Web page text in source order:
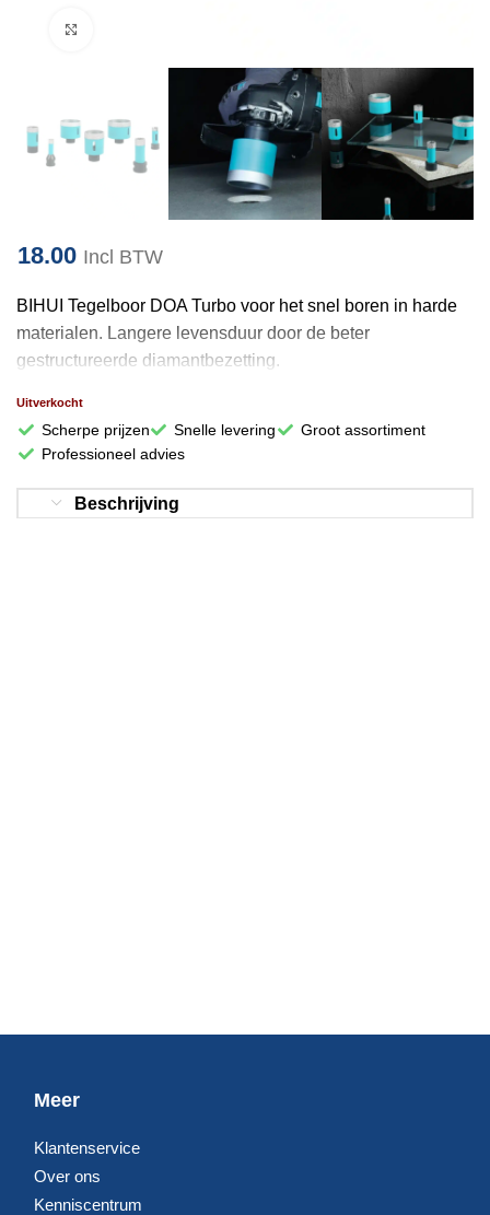
18.00 Incl BTW
BIHUI Tegelboor DOA Turbo voor het snel boren in harde
materialen. Langere levensduur door de beter
gestructureerde diamantbezetting.
Uitverkocht
Scherpe prijzen Snelle levering
Groot assortiment
Professioneel advies
Beschrijving
Meer
Klantenservice
Over ons
Kenniscentrum